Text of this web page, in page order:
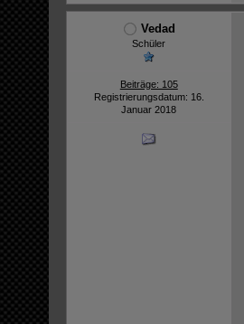
Vedad
Schüler
Beiträge: 105
Registrierungsdatum: 16.
Januar 2018